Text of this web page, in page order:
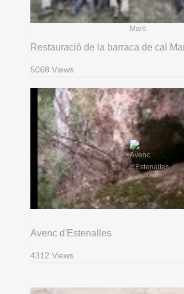
Restauració de la barraca de cal
5068 Views
Avenc d'Estenalles
4312 Views